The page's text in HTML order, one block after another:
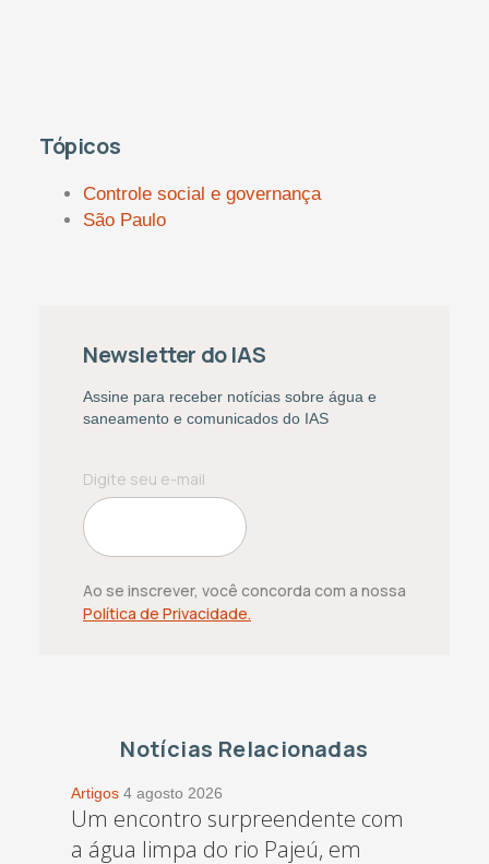
Tópicos
Controle social e governança
São Paulo
Newsletter do IAS
Assine para receber notícias sobre água e
saneamento e comunicados do IAS
Ao se inscrever, você concorda com a nossa
Política de Privacidade.
Notícias Relacionadas
Artigos 4 agosto 2026
Um encontro surpreendente com
a água limpa do rio Pajeú, em